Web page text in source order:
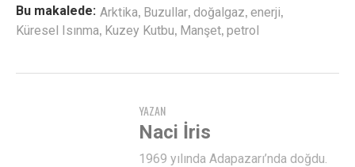
Bu makalede: Arktika, Buzullar, doğalgaz, enerji,
Küresel Isınma, Kuzey Kutbu, Manşet, petrol
YAZAN
Naci İris
1969 yılında Adapazarı’nda doğdu.